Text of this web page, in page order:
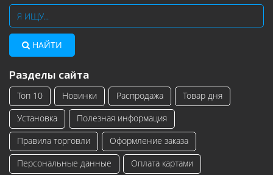
НАЙТИ
Разделы сайта
Топ 10 Новинки Распродажа
Товар дня
Установка
Полезная информация
Правила торговли
Оформление заказа
Персональные данные
Оплата картами